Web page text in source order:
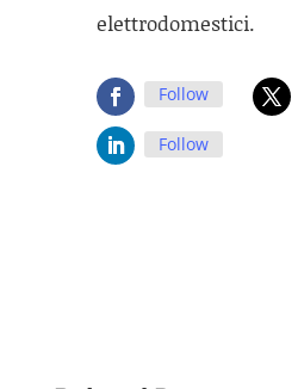
elettrodomestici.
Follow
Follow